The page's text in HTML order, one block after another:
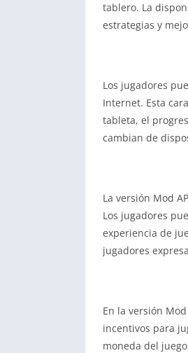
tablero. La
estrategias y
Los jugadores
Internet. Esta
tableta, el
cambian de
La versión Mod
Los jugadores
experiencia de
jugadores
En la versión
incentivos para
moneda del